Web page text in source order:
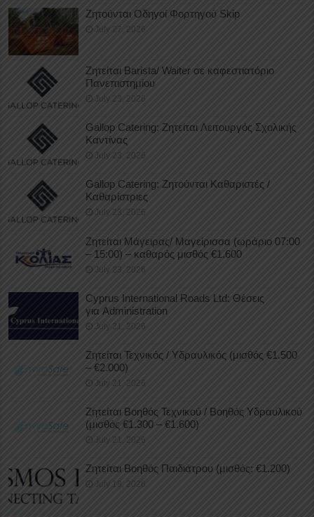
Ζητούνται Οδηγοί Φορτηγού Skip
July 27, 2026
Ζητείται Barista/ Waiter σε καφεστιατόριο
Πανεπιστημίου
July 23, 2026
Gallop Catering: Ζητείται Λειτουργός Σχολικής
Καντίνας
July 23, 2026
Gallop Catering: Ζητούνται Καθαριστές /
Καθαρίστριες
July 23, 2026
Ζητείται Μάγειρας/ Μαγείρισσα (ωράριο 07:00
– 15:00) – καθαρός μισθός €1.600
July 23, 2026
Cyprus International Roads Ltd: Θέσεις
για Administration
July 21, 2026
Ζητείται Τεχνικός / Υδραυλικός (μισθός €1.500
– €2.000)
July 21, 2026
Ζητείται Βοηθός Τεχνικού / Βοηθός Υδραυλικού
(μισθός €1.300 – €1.600)
July 21, 2026
Ζητείται Βοηθός Παιδιάτρου (μισθός: €1.200)
July 18, 2026